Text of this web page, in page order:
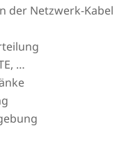
der Netzwerk-Kabel
…